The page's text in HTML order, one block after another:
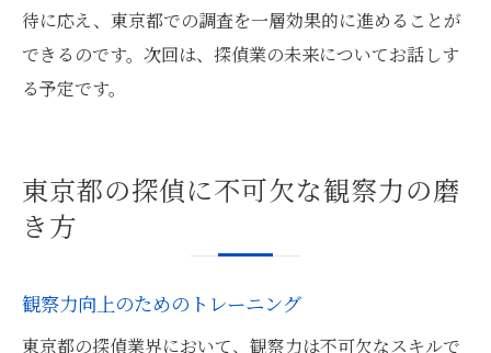
待に応え、東京都での調査を一層効果的に進めることが
できるのです。次回は、探偵業の未来についてお話しす
る予定です。
東京都の探偵に不可欠な観察力の磨
き方
観察力向上のためのトレーニング
東京都の探偵業界において、観察力は不可欠なスキルで